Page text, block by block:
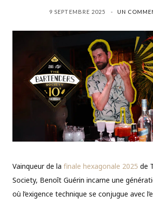
9 SEPTEMBRE 2025 UN
Vainqueur de la finale hexagonale 2025 de
Society, Benoît Guérin incarne une
où l’exigence technique se conjugue avec